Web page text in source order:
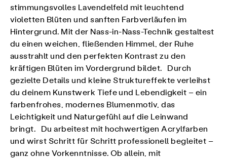
stimmungsvolles Lavendelfeld mit leuchtend
violetten Blüten und sanften Farbverläufen im
Hintergrund. Mit der Nass-in-Nass-Technik gestaltest
du einen weichen, fließenden Himmel, der Ruhe
ausstrahlt und den perfekten Kontrast zu den
kräftigen Blüten im Vordergrund bildet. Durch
gezielte Details und kleine Struktureffekte verleihst
du deinem Kunstwerk Tiefe und Lebendigkeit – ein
farbenfrohes, modernes Blumenmotiv, das
Leichtigkeit und Naturgefühl auf die Leinwand
bringt. Du arbeitest mit hochwertigen Acrylfarben
und wirst Schritt für Schritt professionell begleitet –
ganz ohne Vorkenntnisse. Ob allein, mit